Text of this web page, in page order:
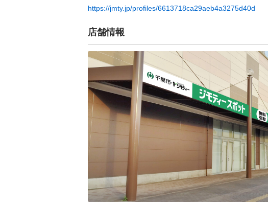
https://jmty.jp/profiles/6613718ca29aeb4a3275d40d
店舗情報